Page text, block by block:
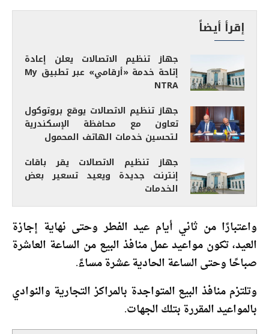
إقرأ أيضاً
جهاز تنظيم الاتصالات يعلن إعادة
إتاحة خدمة «أرقامي» عبر تطبيق My
NTRA
جهاز تنظيم الاتصالات يوقع بروتوكول
تعاون مع محافظة الإسكندرية
لتحسين خدمات الهاتف المحمول
جهاز تنظيم الاتصالات يقر باقات
إنترنت جديدة ويعيد تسعير بعض
الخدمات
واعتبارًا من ثاني أيام عيد الفطر وحتى نهاية إجازة
العيد، تكون مواعيد عمل منافذ البيع من الساعة العاشرة
صباحًا وحتى الساعة الحادية عشرة مساءً.
وتلتزم منافذ البيع المتواجدة بالمراكز التجارية والنوادي
بالمواعيد المقررة بتلك الجهات.